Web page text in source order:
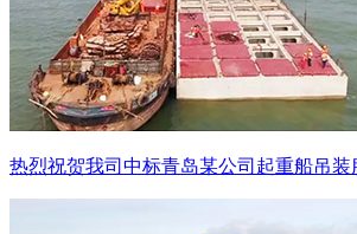
热烈祝贺我司中标青岛某公司起重船吊装